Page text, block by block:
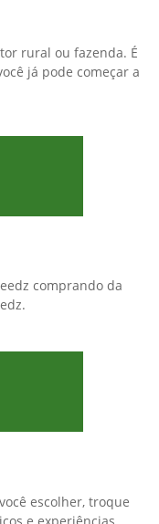
rural ou fazenda. É
já pode começar a
comprando da
escolher, troque
e experiências,